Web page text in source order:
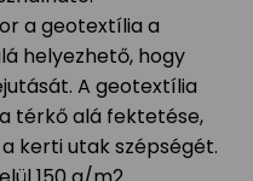
a geotextília a
helyezhető, hogy
A geotextília
térkő alá fektetése,
kerti utak szépségét.